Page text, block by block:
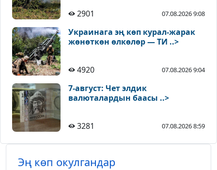
2901 07.08.2026 9:08
Украинага эң көп курал-жарак
жөнөткөн өлкөлөр — ТИ ..>
4920 07.08.2026 9:04
7-август: Чет элдик
валюталардын баасы ..>
3281 07.08.2026 8:59
Эң көп окулгандар